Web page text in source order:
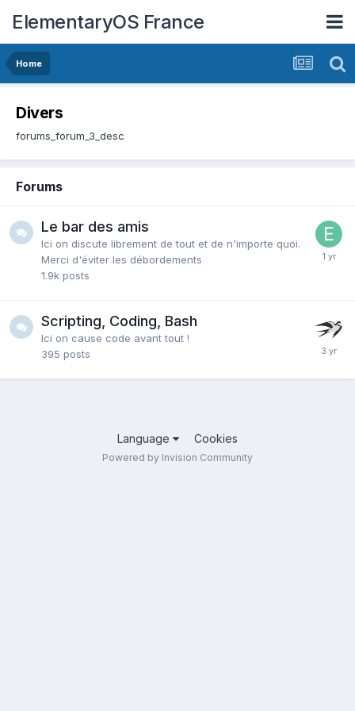
ElementaryOS France
Home
Divers
forums_forum_3_desc
Forums
Le bar des amis
Ici on discute librement de tout et de n'importe quoi.
Merci d'éviter les débordements
1.9k posts
Scripting, Coding, Bash
Ici on cause code avant tout !
395 posts
Language Cookies
Powered by Invision Community